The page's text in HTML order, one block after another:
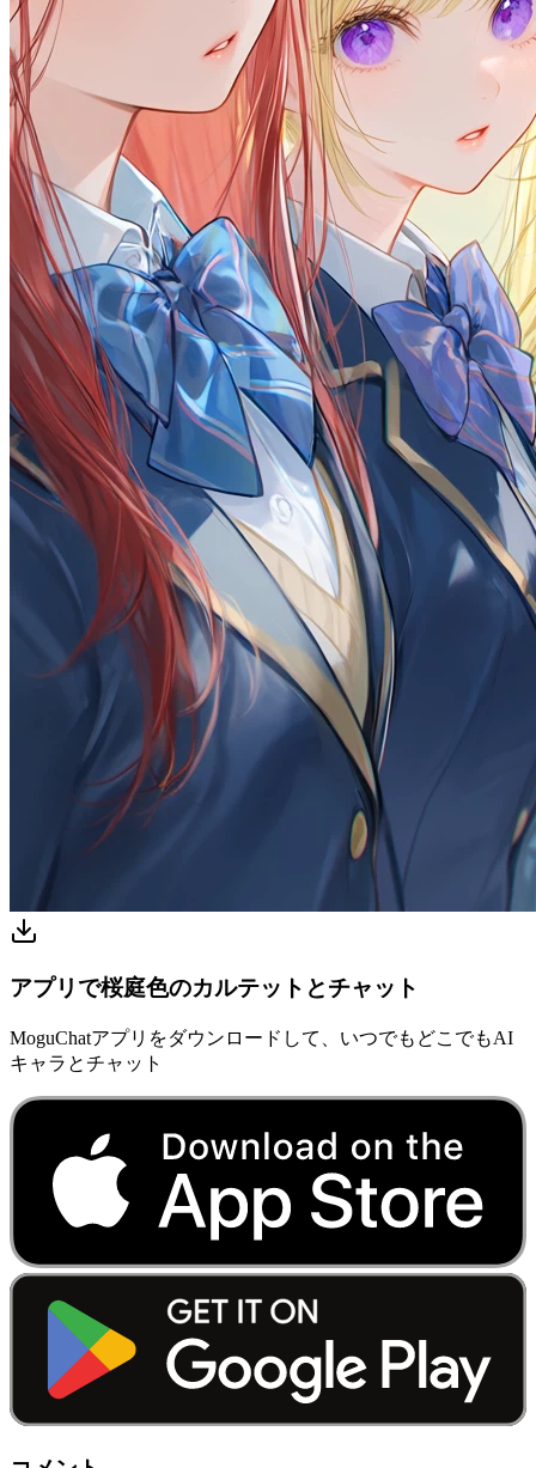
アプリで桜庭色のカルテットとチャット
MoguChatアプリをダウンロードして、いつでもどこでもAI
キャラとチャット